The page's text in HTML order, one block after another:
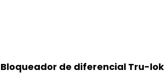
Bloqueador de diferencial Tru-